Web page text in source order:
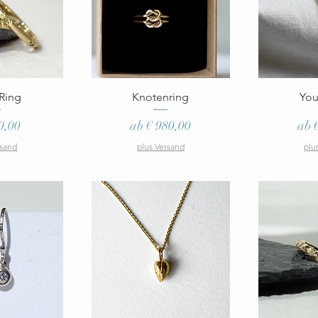
Schnellansicht
Knotenring
ab€ 980,00
Sale-Preis
plus Versand
ab